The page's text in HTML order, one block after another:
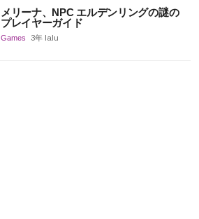
メリーナ、NPC エルデンリングの謎の
プレイヤーガイド
Games 3年 lalu